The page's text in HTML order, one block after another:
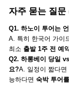
자주 묻는 질문
Q1. 하노이 투어는
A. 특히 한국어 가이
최소 출발 1주 전 예
Q2. 하롱베이 당일
요?A. 일정이 짧다
능하다면 숙박 투어